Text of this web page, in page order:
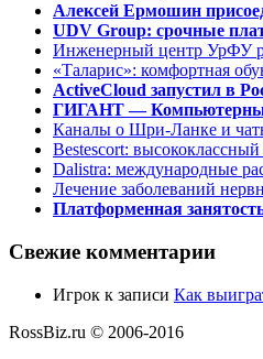
Алексей Ермошин
UDV Group: срочные
Инженерный центр УрФУ
«Таларис»: комфортная
ActiveCloud запустил в
ГИГАНТ — Компьютерные
Каналы о Шри-Ланке и
Bestescort:
Dalistra: международные
Лечение заболеваний
Платформенная
Свежие комментарии
Игрок к записи Как
RossBiz.ru © 2006-2016